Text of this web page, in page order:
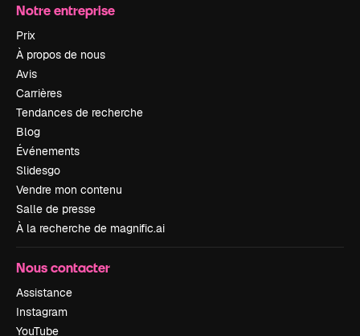
Notre entreprise
Prix
À propos de nous
Avis
Carrières
Tendances de recherche
Blog
Événements
Slidesgo
Vendre mon contenu
Salle de presse
À la recherche de magnific.ai
Nous contacter
Assistance
Instagram
YouTube